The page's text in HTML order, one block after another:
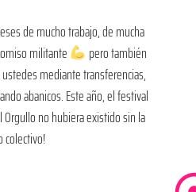
de mucho trabajo, de mucha
militante
pero también
mediante transferencias,
abanicos. Este año, el festival
Orgullo no hubiera existido sin la
colectivo!